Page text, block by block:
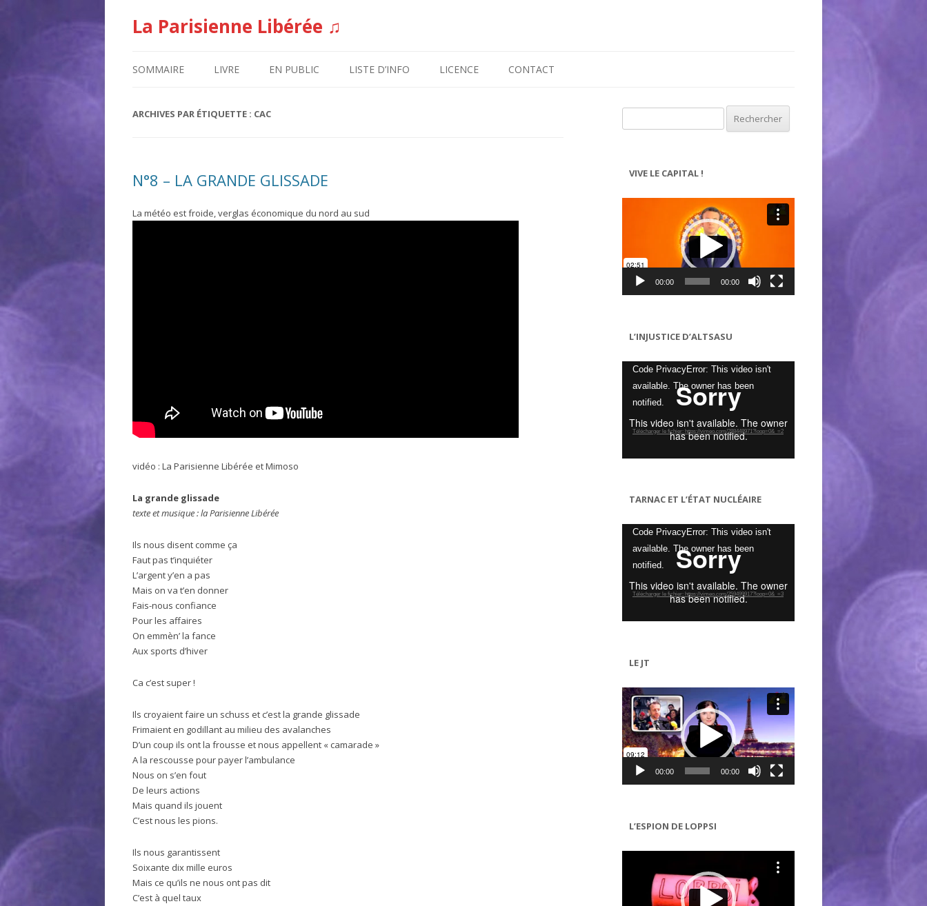
La Parisienne Libérée ♫
SOMMAIRE LIVRE EN PUBLIC LISTE D’INFO LICENCE CONTACT
ARCHIVES PAR ÉTIQUETTE : CAC
N°8 – LA GRANDE GLISSADE
La météo est froide, verglas économique du nord au sud
vidéo : La Parisienne Libérée et Mimoso
La grande glissade
texte et musique : la Parisienne Libérée
Ils nous disent comme ça
Faut pas t’inquiéter
L’argent y’en a pas
Mais on va t’en donner
Fais-nous confiance
Pour les affaires
On emmèn’ la fance
Aux sports d’hiver
Ca c’est super !
Ils croyaient faire un schuss et c’est la grande glissade
Frimaient en godillant au milieu des avalanches
D’un coup ils ont la frousse et nous appellent « camarade »
A la rescousse pour payer l’ambulance
Nous on s’en fout
De leurs actions
Mais quand ils jouent
C’est nous les pions.
Ils nous garantissent
Soixante dix mille euros
Mais ce qu’ils ne nous ont pas dit
C’est à quel taux
VIVE LE CAPITAL !
Lecteur
00:00 00:00
L’INJUSTICE D’ALTSASU
Lecteur
vidéo
Code PrivacyError: This video isn't
available. The owner has been
notified.
Télécharger le fichier: https://vimeo.com/288448971?loop=0&_=2
TARNAC ET L’ÉTAT NUCLÉAIRE
Lecteur
vidéo
Code PrivacyError: This video isn't
available. The owner has been
notified.
Télécharger le fichier: https://vimeo.com/259499917?loop=0&_=3
LE JT
Lecteur
vidéo
00:00 00:00
L’ESPION DE LOPPSI
Lecteur